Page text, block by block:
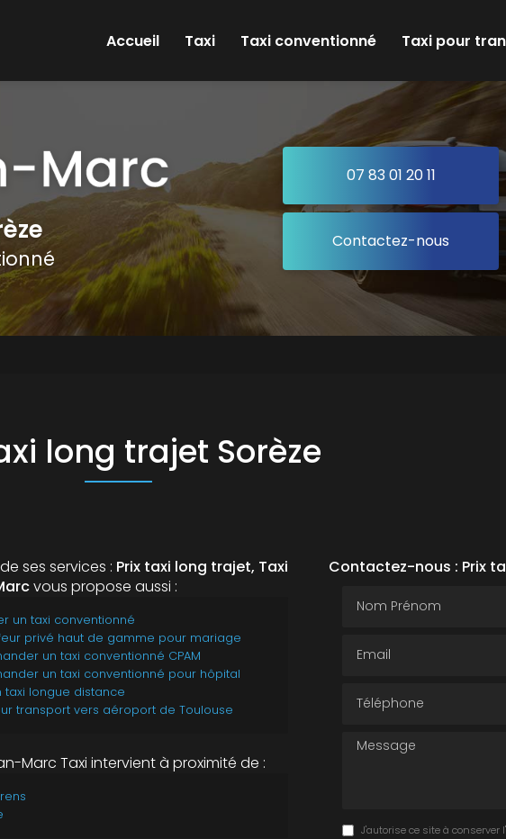
Accueil
Taxi Taxi conventionné Taxi pour
07 83 01 20 11
Contactez-nous
long trajet Sorèze
ses services : Prix taxi long trajet, Taxi
vous propose aussi :
un taxi conventionné
privé haut de gamme pour mariage
un taxi conventionné CPAM
un taxi conventionné pour hôpital
taxi longue distance
transport vers aéroport de Toulouse
Marc Taxi intervient à proximité de :
Contactez-nous : Prix
Message
J'autorise ce site à